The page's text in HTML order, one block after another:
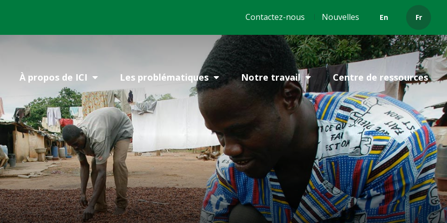
Header
menu
Contactez-nous Nouvelles En Fr
À propos de ICI Les problématiques Notre travail Centre de ressources